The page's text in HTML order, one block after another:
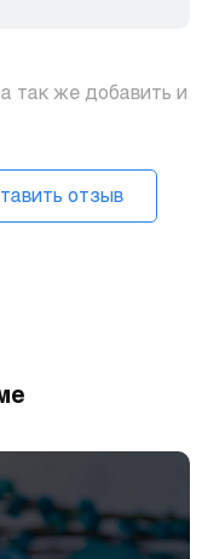
так же добавить и
отзыв